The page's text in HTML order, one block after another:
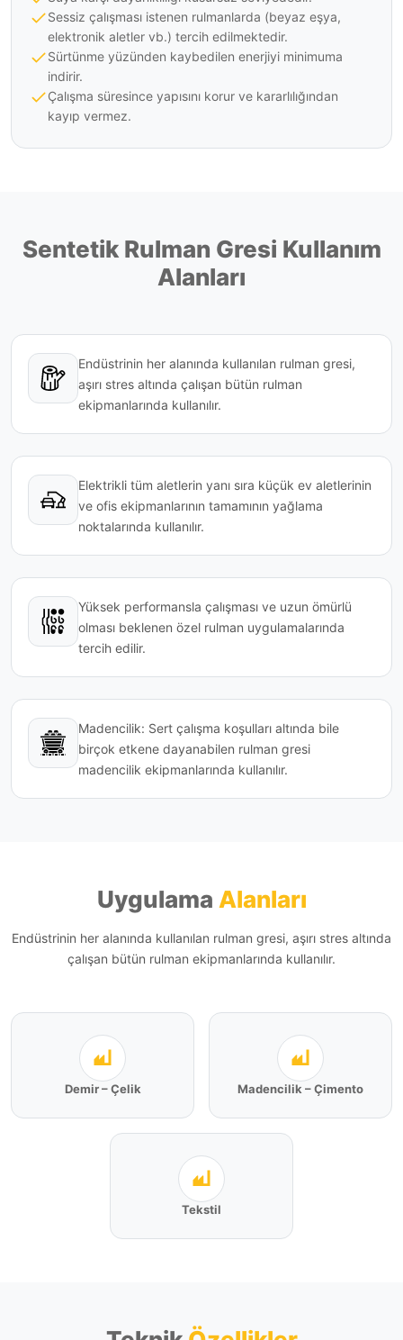
Sessiz çalışması istenen rulmanlarda (beyaz eşya,
elektronik aletler vb.) tercih edilmektedir.
Sürtünme yüzünden kaybedilen enerjiyi minimuma
indirir.
Çalışma süresince yapısını korur ve kararlılığından
kayıp vermez.
Sentetik Rulman Gresi Kullanım
Alanları
Endüstrinin her alanında kullanılan rulman gresi,
aşırı stres altında çalışan bütün rulman
ekipmanlarında kullanılır.
Elektrikli tüm aletlerin yanı sıra küçük ev aletlerinin
ve ofis ekipmanlarının tamamının yağlama
noktalarında kullanılır.
Yüksek performansla çalışması ve uzun ömürlü
olması beklenen özel rulman uygulamalarında
tercih edilir.
Madencilik: Sert çalışma koşulları altında bile
birçok etkene dayanabilen rulman gresi
madencilik ekipmanlarında kullanılır.
Uygulama Alanları
Endüstrinin her alanında kullanılan rulman gresi, aşırı stres altında
çalışan bütün rulman ekipmanlarında kullanılır.
Demir – Çelik Madencilik – Çimento
Tekstil